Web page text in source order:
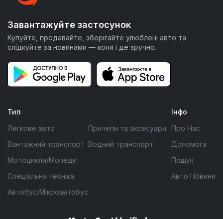
Завантажуйте застосунок
Купуйте, продавайте, зберігайте улюблені авто та
слідкуйте за новинами — коли і де зручно.
Тип
Легкове авто
Вантажний транспорт
Мотоцикли/Мопеди
Спеціальна техніка
Автобус/Мікроавтобус
Причепи та аксесуари
Водний транспорт
Інфо
Про Нас
Допомога
Пошук
Авто Новини